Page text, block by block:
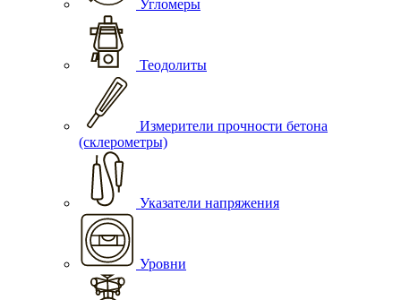
Угломеры
Теодолиты
Измерители прочности бетона
(склерометры)
Указатели напряжения
Уровни